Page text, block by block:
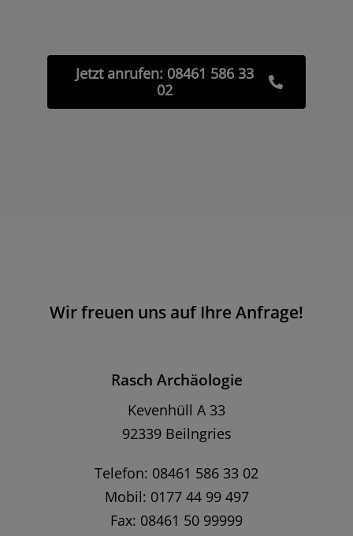
Jetzt anrufen: 08461 586 33
02
Wir freuen uns auf Ihre Anfrage!
Rasch Archäologie
Kevenhüll A 33
92339 Beilngries
Telefon: 08461 586 33 02
Mobil: 0177 44 99 497
Fax: 08461 50 99999